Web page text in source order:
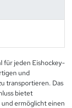
für jeden Eishockey-
und
transportieren. Das
bietet
ermöglicht einen